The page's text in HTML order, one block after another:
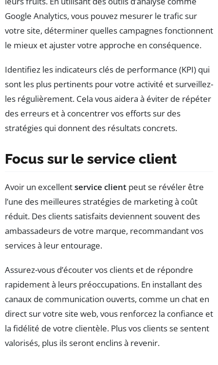
Google Analytics, vous pouvez mesurer le trafic sur
votre site, déterminer quelles campagnes fonctionnent
le mieux et ajuster votre approche en conséquence.
Identifiez les indicateurs clés de performance (KPI) qui
sont les plus pertinents pour votre activité et surveillez-
les régulièrement. Cela vous aidera à éviter de répéter
des erreurs et à concentrer vos efforts sur des
stratégies qui donnent des résultats concrets.
Focus sur le service client
Avoir un excellentservice client peut se révéler être
l’une des meilleures stratégies de marketing à coût
réduit. Des clients satisfaits deviennent souvent des
ambassadeurs de votre marque, recommandant vos
services à leur entourage.
Assurez-vous d’écouter vos clients et de répondre
rapidement à leurs préoccupations. En installant des
canaux de communication ouverts, comme un chat en
direct sur votre site web, vous renforcez la confiance et
la fidélité de votre clientèle. Plus vos clients se sentent
valorisés, plus ils seront enclins à revenir.